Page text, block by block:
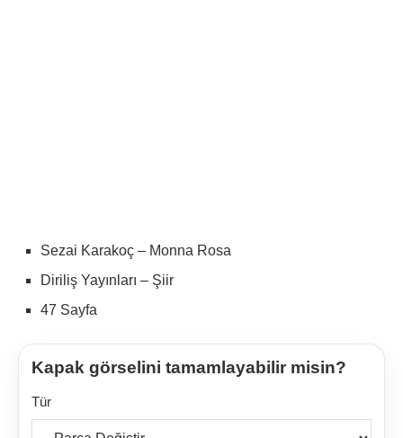
Sezai Karakoç – Monna Rosa
Diriliş Yayınları – Şiir
47 Sayfa
Kapak görselini tamamlayabilir misin?
Tür